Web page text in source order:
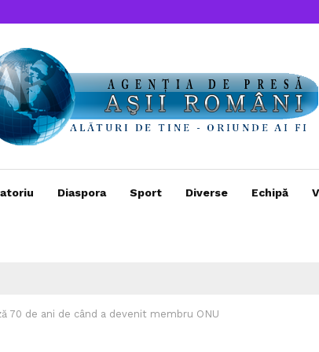
Diaspora Sport Diverse Echipă
70 de ani de când a devenit membru ONU